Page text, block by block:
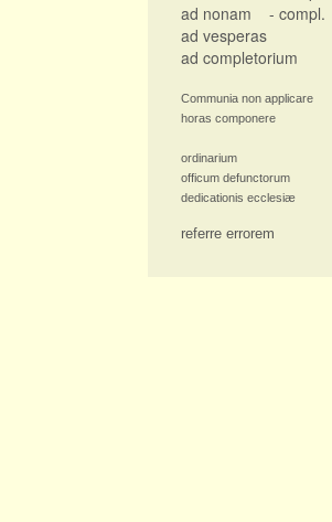
ad nonam
- compl.
ad vesperas
ad completorium
Communia non applicare
horas componere
ordinarium
officum defunctorum
dedicationis ecclesiæ
referre errorem